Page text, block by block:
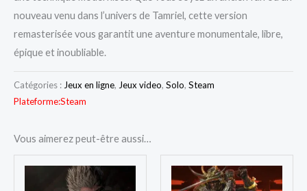
nouveau venu dans l’univers de Tamriel, cette version
remasterisée vous garantit une aventure monumentale, libre,
épique et inoubliable.
Catégories : Jeux en ligne, Jeux video, Solo, Steam
Plateforme:Steam
Vous aimerez peut-être aussi…